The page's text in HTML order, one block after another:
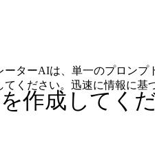
ターAIは、単一のプロン
ください。迅速に情報に基
作成してく